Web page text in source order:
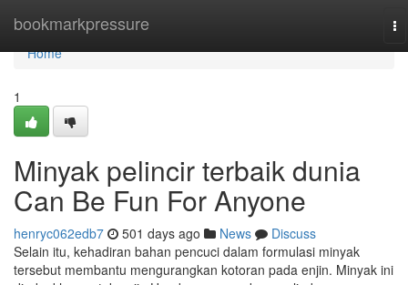
bookmarkpressure
Home
Home
1
Minyak pelincir terbaik dunia
Can Be Fun For Anyone
henryc062edb7 501 days ago News
Discuss
Selain itu, kehadiran bahan pencuci dalam formulasi minyak
tersebut membantu mengurangkan kotoran pada enjin. Minyak ini